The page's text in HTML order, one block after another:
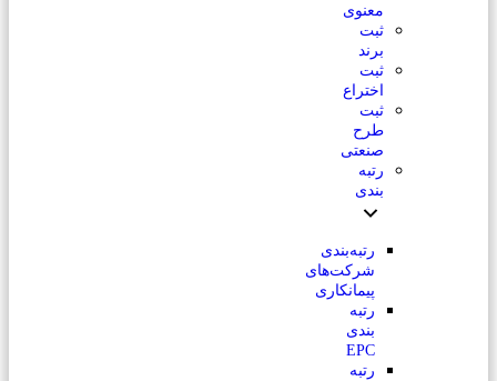
معنوی
ثبت
برند
ثبت
اختراع
ثبت
طرح
صنعتی
رتبه
بندی
رتبه‌بندی
شرکت‌های
پیمانکاری
رتبه
بندی
EPC
رتبه